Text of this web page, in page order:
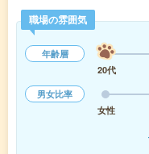
職場の雰囲気
年齢層
20代
男女比率
女性